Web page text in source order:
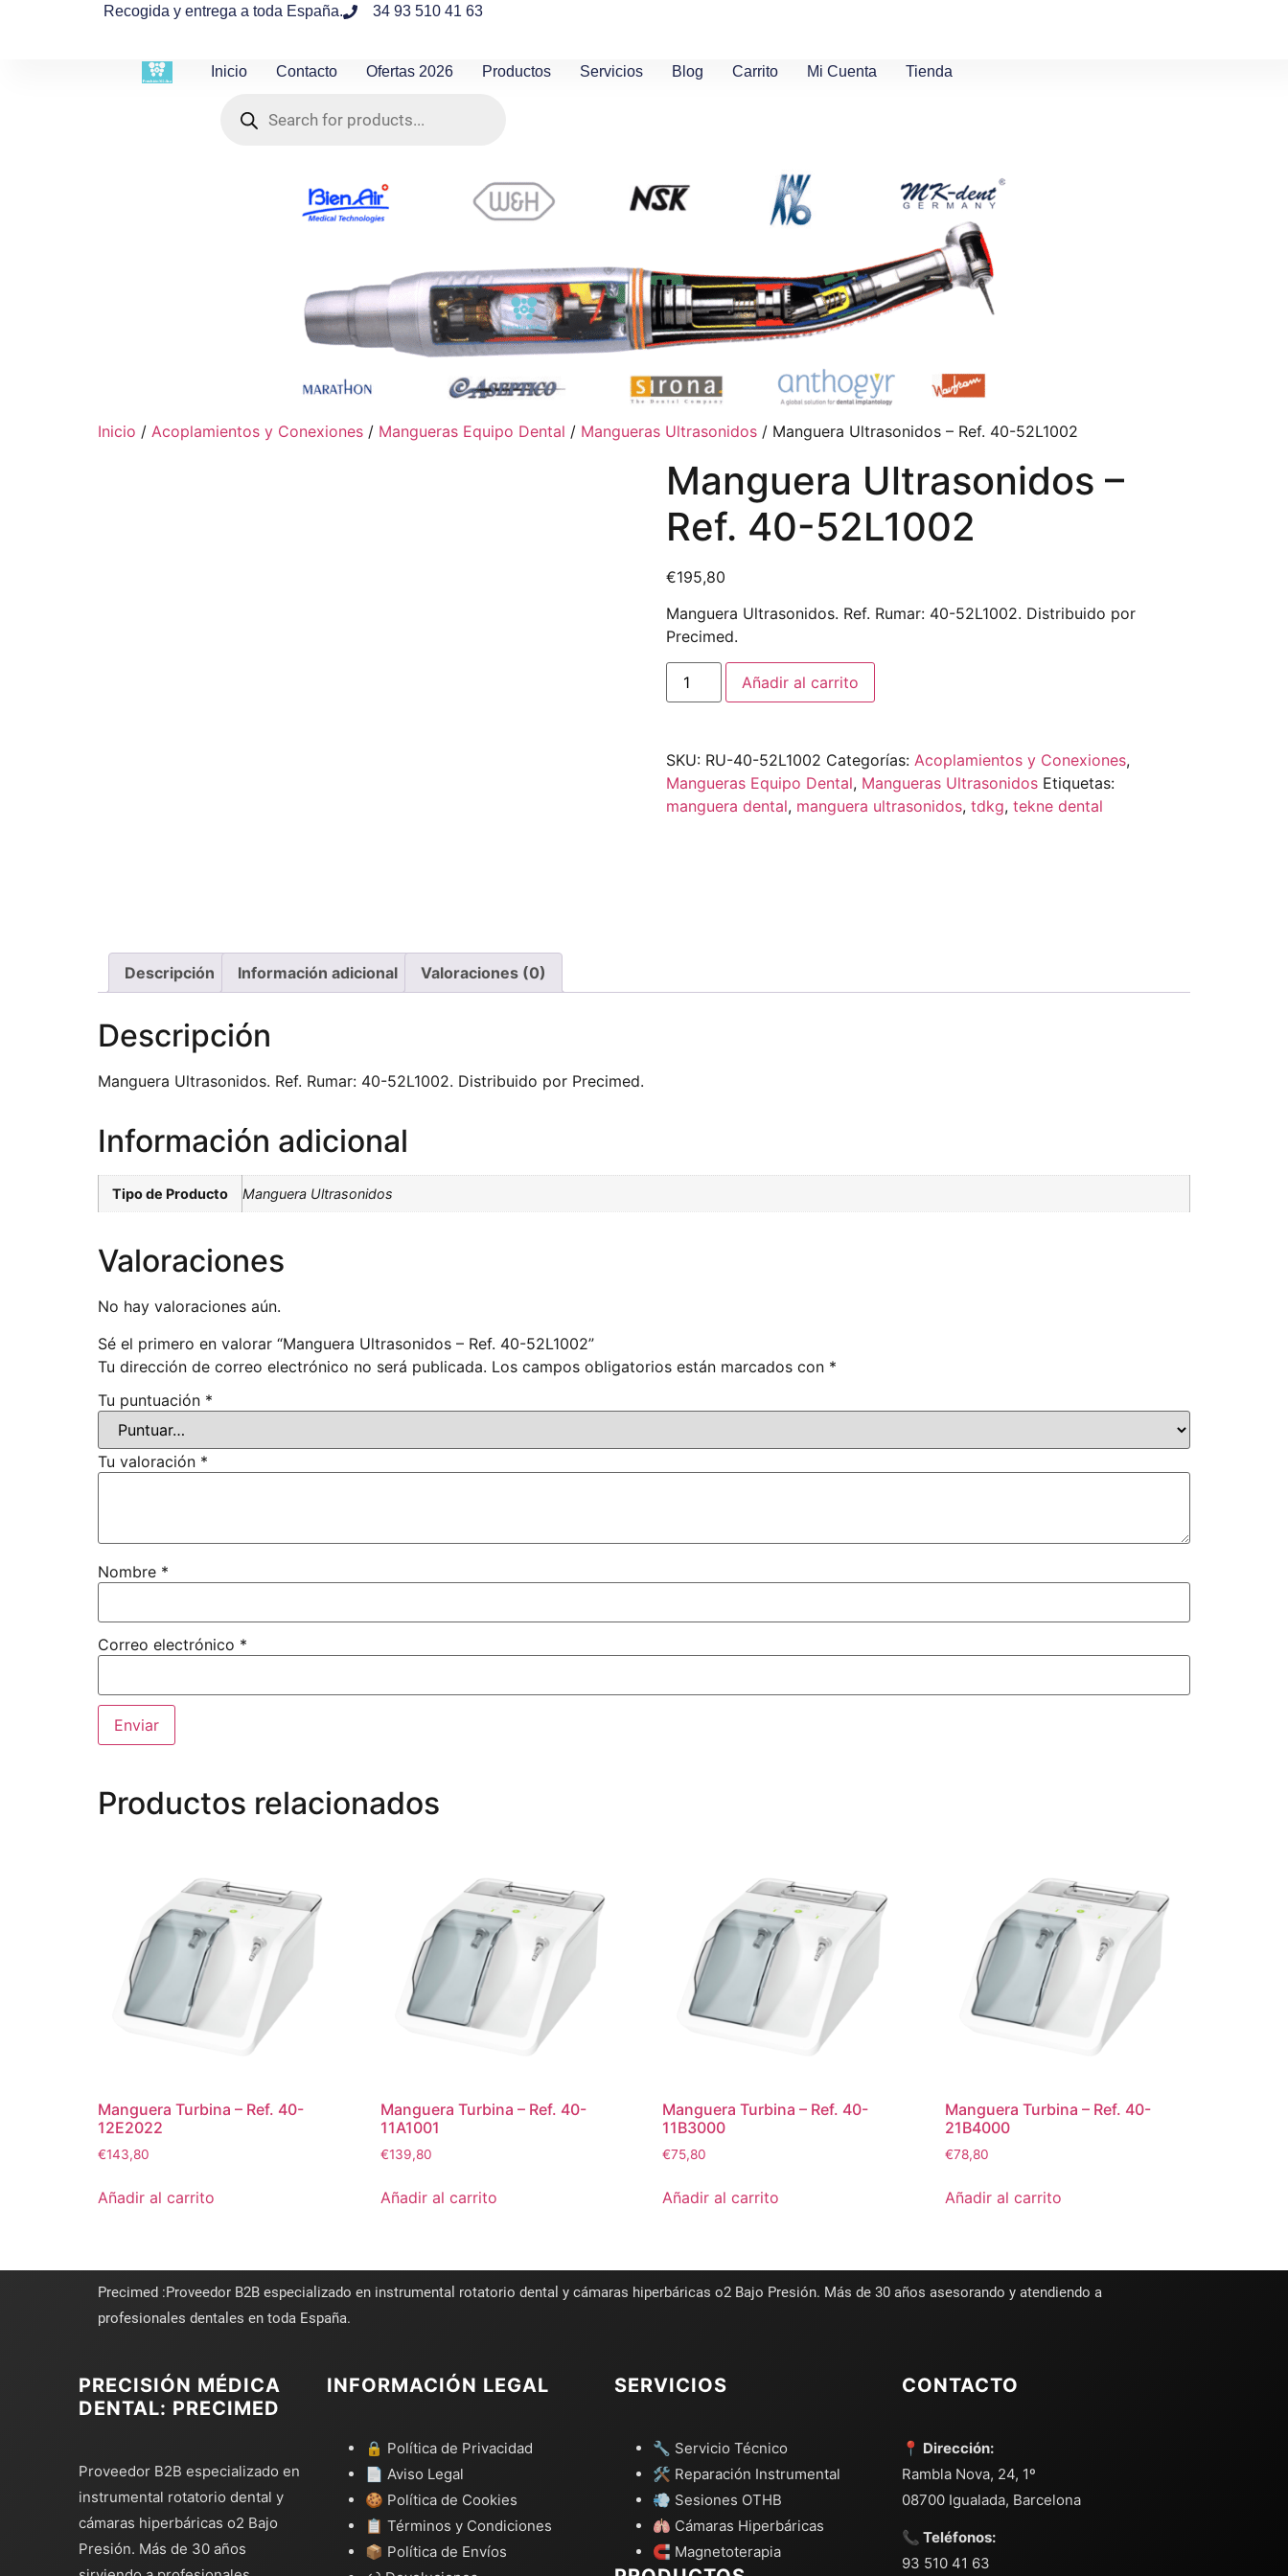
Recogida y entrega a toda España. 34 93 510 41 63
Inicio Contacto Ofertas 2026 Productos Servicios Blog Carrito Mi Cuenta Tienda
Inicio / Acoplamientos y Conexiones / Mangueras Equipo Dental / Mangueras Ultrasonidos / Manguera Ultrasonidos – Ref. 40-52L1002
Manguera Ultrasonidos –
Ref. 40-52L1002
€195,80
Manguera Ultrasonidos. Ref. Rumar: 40-52L1002. Distribuido por
Precimed.
Añadir al carrito
SKU: RU-40-52L1002 Categorías: Acoplamientos y Conexiones,
Mangueras Equipo Dental, Mangueras Ultrasonidos Etiquetas:
manguera dental, manguera ultrasonidos, tdkg, tekne dental
Descripción Información adicional Valoraciones (0)
Descripción
Manguera Ultrasonidos. Ref. Rumar: 40-52L1002. Distribuido por Precimed.
Información adicional
Tipo de Producto Manguera Ultrasonidos
Valoraciones
No hay valoraciones aún.
Sé el primero en valorar “Manguera Ultrasonidos – Ref. 40-52L1002”
Tu dirección de correo electrónico no será publicada. Los campos obligatorios están marcados con *
Tu puntuación *
Tu valoración *
Nombre *
Correo electrónico *
Productos relacionados
Manguera Turbina – Ref. 40-
12E2022
€143,80
Añadir al carrito
Manguera Turbina – Ref. 40-
11A1001
€139,80
Añadir al carrito
Manguera Turbina – Ref. 40-
11B3000
€75,80
Añadir al carrito
Manguera Turbina – Ref. 40-
21B4000
€78,80
Añadir al carrito
Precimed :Proveedor B2B especializado en instrumental rotatorio dental y cámaras hiperbáricas o2 Bajo Presión. Más de 30 años asesorando y atendiendo a
profesionales dentales en toda España.
PRECISIÓN MÉDICA
DENTAL: PRECIMED
Proveedor B2B especializado en
instrumental rotatorio dental y
cámaras hiperbáricas o2 Bajo
Presión. Más de 30 años
INFORMACIÓN LEGAL
🔒 Política de Privacidad
📄 Aviso Legal
🍪 Política de Cookies
📋 Términos y Condiciones
📦 Política de Envíos
SERVICIOS
🔧 Servicio Técnico
🛠️ Reparación Instrumental
💨 Sesiones OTHB
🫁 Cámaras Hiperbáricas
🧲 Magnetoterapia
CONTACTO
📍 Dirección:
Rambla Nova, 24, 1º
08700 Igualada, Barcelona
📞 Teléfonos:
93 510 41 63